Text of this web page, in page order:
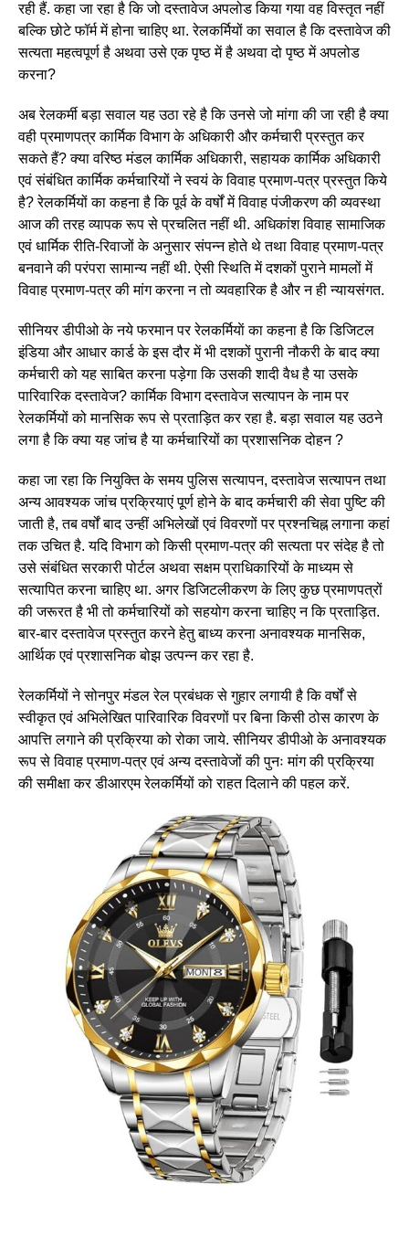
रही हैं. कहा जा रहा है कि जो दस्तावेज अपलोड किया गया वह विस्तृत नहीं
बल्कि छोटे फॉर्म में होना चाहिए था. रेलकर्मियों का सवाल है कि दस्तावेज की
सत्यता महत्वपूर्ण है अथवा उसे एक पृष्ठ में है अथवा दो पृष्ठ में अपलोड
करना?
अब रेलकर्मी बड़ा सवाल यह उठा रहे है कि उनसे जो मांगा की जा रही है क्या
वही प्रमाणपत्र कार्मिक विभाग के अधिकारी और कर्मचारी प्रस्तुत कर
सकते हैं? क्या वरिष्ठ मंडल कार्मिक अधिकारी, सहायक कार्मिक अधिकारी
एवं संबंधित कार्मिक कर्मचारियों ने स्वयं के विवाह प्रमाण-पत्र प्रस्तुत किये
है? रेलकर्मियों का कहना है कि पूर्व के वर्षों में विवाह पंजीकरण की व्यवस्था
आज की तरह व्यापक रूप से प्रचलित नहीं थी. अधिकांश विवाह सामाजिक
एवं धार्मिक रीति-रिवाजों के अनुसार संपन्न होते थे तथा विवाह प्रमाण-पत्र
बनवाने की परंपरा सामान्य नहीं थी. ऐसी स्थिति में दशकों पुराने मामलों में
विवाह प्रमाण-पत्र की मांग करना न तो व्यवहारिक है और न ही न्यायसंगत.
सीनियर डीपीओ के नये फरमान पर रेलकर्मियाें का कहना है कि डिजिटल
इंडिया और आधार कार्ड के इस दौर में भी दशकों पुरानी नौकरी के बाद क्या
कर्मचारी को यह साबित करना पड़ेगा कि उसकी शादी वैध है या उसके
पारिवारिक दस्तावेज? कार्मिक विभाग दस्तावेज सत्यापन के नाम पर
रेलकर्मियों को मानसिक रूप से प्रताड़ित कर रहा है. बड़ा सवाल यह उठने
लगा है कि क्या यह जांच है या कर्मचारियों का प्रशासनिक दोहन ?
कहा जा रहा कि नियुक्ति के समय पुलिस सत्यापन, दस्तावेज सत्यापन तथा
अन्य आवश्यक जांच प्रक्रियाएं पूर्ण होने के बाद कर्मचारी की सेवा पुष्टि की
जाती है, तब वर्षों बाद उन्हीं अभिलेखों एवं विवरणों पर प्रश्नचिह्न लगाना कहां
तक उचित है. यदि विभाग को किसी प्रमाण-पत्र की सत्यता पर संदेह है तो
उसे संबंधित सरकारी पोर्टल अथवा सक्षम प्राधिकारियों के माध्यम से
सत्यापित करना चाहिए था. अगर डिजिटलीकरण के लिए कुछ प्रमाणपत्रों
की जरूरत है भी तो कर्मचारियों को सहयोग करना चाहिए न कि प्रताड़ित.
बार-बार दस्तावेज प्रस्तुत करने हेतु बाध्य करना अनावश्यक मानसिक,
आर्थिक एवं प्रशासनिक बोझ उत्पन्न कर रहा है.
रेलकर्मियों ने सोनपुर मंडल रेल प्रबंधक से गुहार लगायी है कि वर्षों से
स्वीकृत एवं अभिलेखित पारिवारिक विवरणों पर बिना किसी ठोस कारण के
आपत्ति लगाने की प्रक्रिया को रोका जाये. सीनियर डीपीओ के अनावश्यक
रूप से विवाह प्रमाण-पत्र एवं अन्य दस्तावेजों की पुनः मांग की प्रक्रिया
की समीक्षा कर डीआरएम रेलकर्मियों को राहत दिलाने की पहल करें.